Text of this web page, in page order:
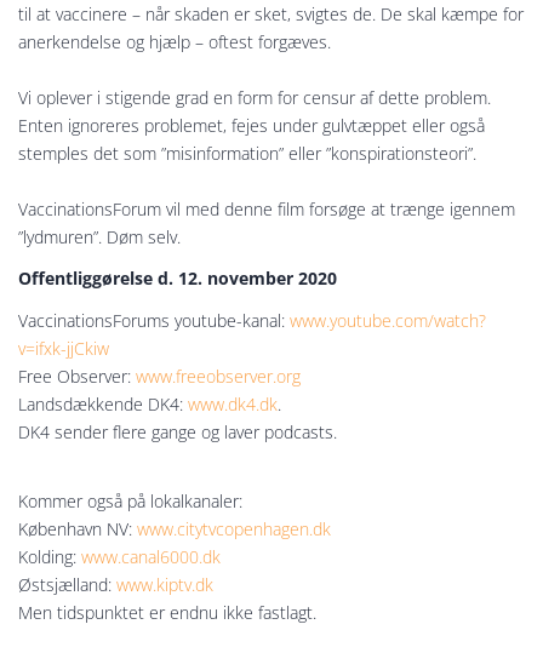
til at vaccinere – når skaden er sket, svigtes de. De skal kæmpe for
anerkendelse og hjælp – oftest forgæves.
Vi oplever i stigende grad en form for censur af dette problem.
Enten ignoreres problemet, fejes under gulvtæppet eller også
stemples det som ”misinformation” eller ”konspirationsteori”.
VaccinationsForum vil med denne film forsøge at trænge igennem
”lydmuren”. Døm selv.
Offentliggørelse d. 12. november 2020
VaccinationsForums youtube-kanal: www.youtube.com/watch?
v=ifxk-jjCkiw
Free Observer: www.freeobserver.org
Landsdækkende DK4: www.dk4.dk.
DK4 sender flere gange og laver podcasts.
Kommer også på lokalkanaler:
København NV: www.citytvcopenhagen.dk
Kolding: www.canal6000.dk
Østsjælland: www.kiptv.dk
Men tidspunktet er endnu ikke fastlagt.